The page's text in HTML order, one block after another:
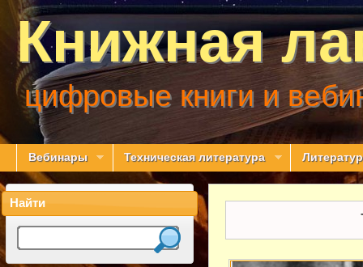
Книжная
цифровые книги и
Вебинары Техническая литература
Найти